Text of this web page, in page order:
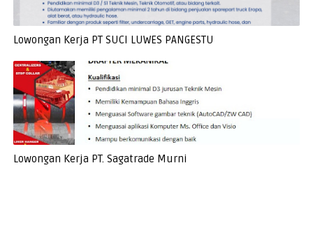
Lowongan Kerja PT SUCI LUWES PANGESTU
Lowongan Kerja PT. Sagatrade Murni